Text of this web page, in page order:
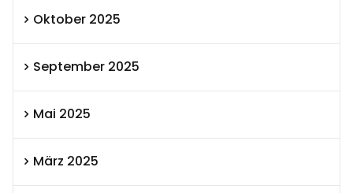
Oktober 2025
September 2025
Mai 2025
März 2025